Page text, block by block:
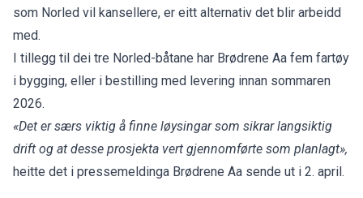
som Norled vil kansellere, er eitt alternativ det blir arbeidd
med.
I tillegg til dei tre Norled-båtane har Brødrene Aa fem fartøy
i bygging, eller i bestilling med levering innan sommaren
2026.
«Det er særs viktig å finne løysingar som sikrar langsiktig
drift og at desse prosjekta vert gjennomførte som planlagt»,
heitte det i pressemeldinga Brødrene Aa sende ut i 2. april.